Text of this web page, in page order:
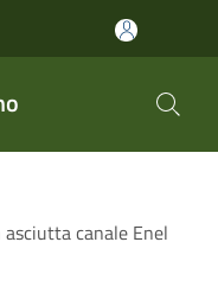
canale Enel